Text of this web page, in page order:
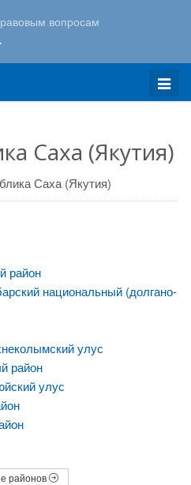
Меню
Саха (Якутия)
Саха (Якутия)
район
национальный (долгано-
улус
район
улус
районов